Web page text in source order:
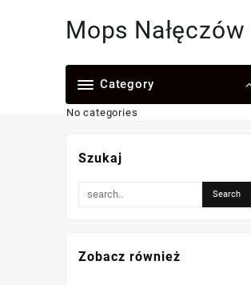
Mops Nałęczów
Category
No categories
Szukaj
Zobacz również